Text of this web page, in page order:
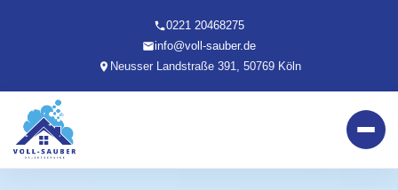
0221 20468275
info@voll-sauber.de
Neusser Landstraße 391, 50769 Köln